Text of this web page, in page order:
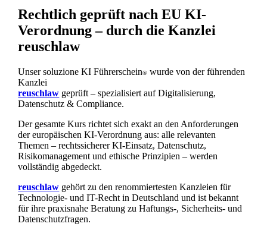
Rechtlich geprüft nach EU KI-
Verordnung – durch die Kanzlei
reuschlaw
Unser soluzione KI Führerschein® wurde von der führenden
Kanzlei
reuschlaw geprüft – spezialisiert auf Digitalisierung,
Datenschutz & Compliance.
Der gesamte Kurs richtet sich exakt an den Anforderungen
der europäischen KI-Verordnung aus: alle relevanten
Themen – rechtssicherer KI-Einsatz, Datenschutz,
Risikomanagement und ethische Prinzipien – werden
vollständig abgedeckt.
reuschlaw gehört zu den renommiertesten Kanzleien für
Technologie- und IT-Recht in Deutschland und ist bekannt
für ihre praxisnahe Beratung zu Haftungs-, Sicherheits- und
Datenschutzfragen.